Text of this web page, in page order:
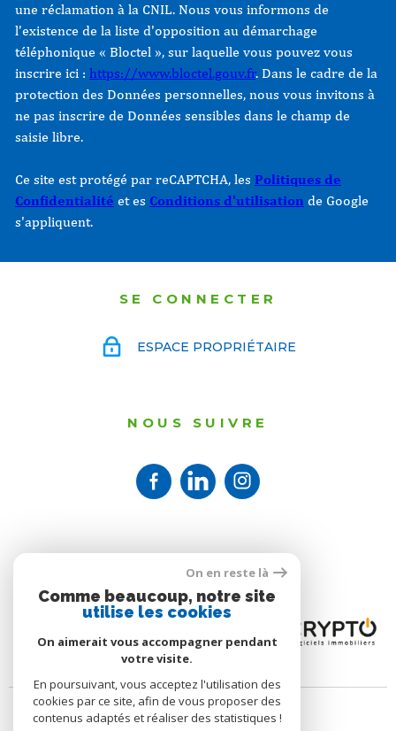
une réclamation à la CNIL. Nous vous informons de
l’existence de la liste d'opposition au démarchage
téléphonique « Bloctel », sur laquelle vous pouvez vous
inscrire ici : https://www.bloctel.gouv.fr. Dans le cadre de la
protection des Données personnelles, nous vous invitons à
ne pas inscrire de Données sensibles dans le champ de
saisie libre.
Ce site est protégé par reCAPTCHA, les Politiques de
Confidentialité et es Conditions d'utilisation de Google
s'appliquent.
SE CONNECTER
ESPACE PROPRIÉTAIRE
NOUS SUIVRE
ADHÉRENTS
On en reste là
Comme beaucoup, notre site
utilise les cookies
On aimerait vous accompagner pendant
votre visite.
En poursuivant, vous acceptez l'utilisation des
cookies par ce site, afin de vous proposer des
contenus adaptés et réaliser des statistiques !